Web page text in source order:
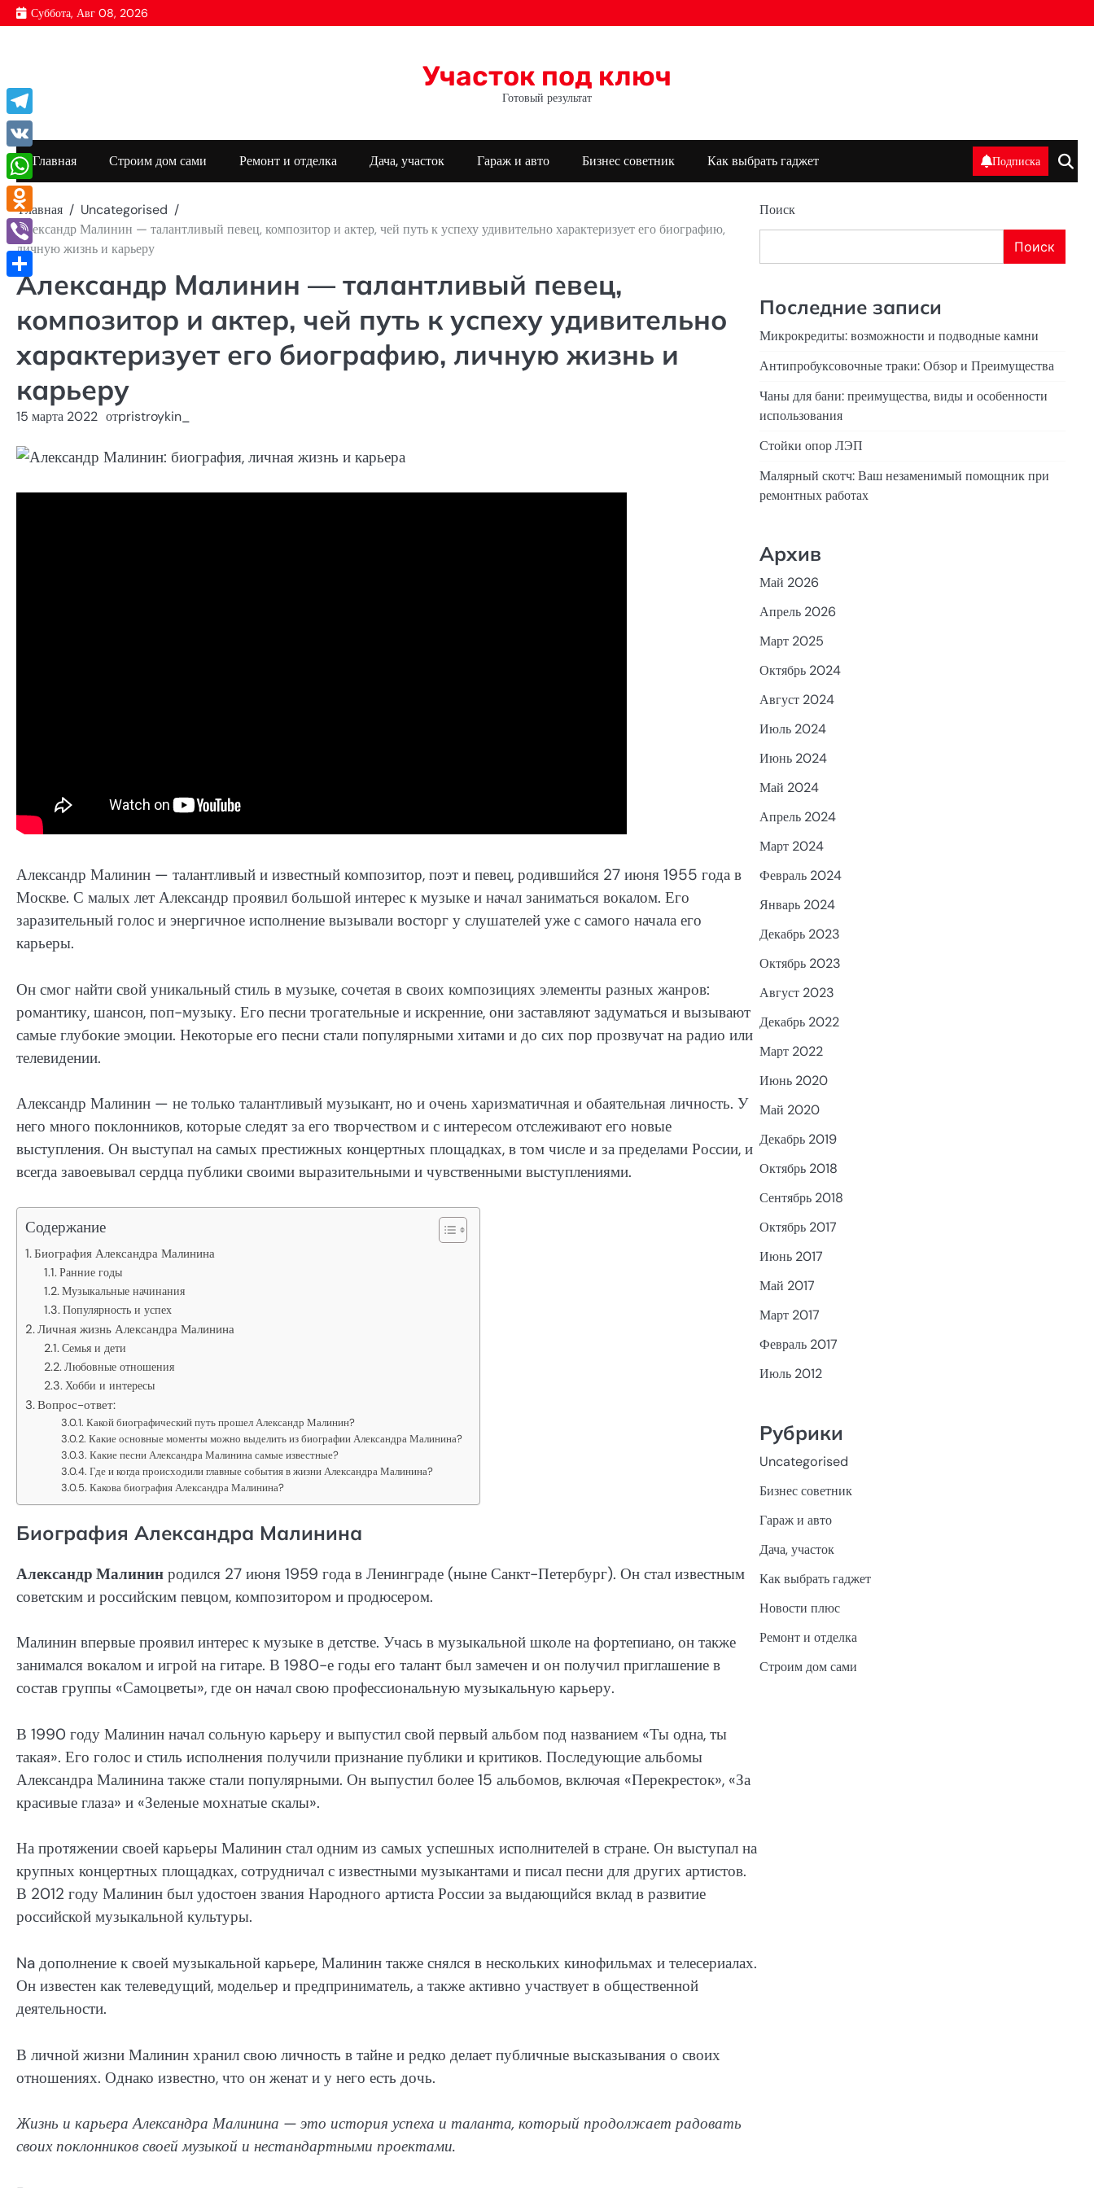
Перейти
к
Суббота, Авг 08, 2026
Участок под ключ
Готовый результат
Главная Строим дом сами Ремонт и отделка Дача, участок Гараж и авто Бизнес советник Как выбрать гаджет Подписка
Главная
Uncategorised
Александр Малинин — талантливый певец, композитор и актер, чей путь к успеху удивительно характеризует его биографию,
личную жизнь и карьеру
Александр Малинин — талантливый певец,
композитор и актер, чей путь к успеху удивительно
характеризует его биографию, личную жизнь и
карьеру
15 марта 2022 отpristroykin_
Александр Малинин — талантливый и известный композитор, поэт и певец, родившийся 27 июня 1955 года в
Москве. С малых лет Александр проявил большой интерес к музыке и начал заниматься вокалом. Его
заразительный голос и энергичное исполнение вызывали восторг у слушателей уже с самого начала его
карьеры.
Он смог найти свой уникальный стиль в музыке, сочетая в своих композициях элементы разных жанров:
романтику, шансон, поп-музыку. Его песни трогательные и искренние, они заставляют задуматься и вызывают
самые глубокие эмоции. Некоторые его песни стали популярными хитами и до сих пор прозвучат на радио или
телевидении.
Александр Малинин — не только талантливый музыкант, но и очень харизматичная и обаятельная личность. У
него много поклонников, которые следят за его творчеством и с интересом отслеживают его новые
выступления. Он выступал на самых престижных концертных площадках, в том числе и за пределами России, и
всегда завоевывал сердца публики своими выразительными и чувственными выступлениями.
Содержание
Биография Александра Малинина
Ранние годы
Музыкальные начинания
Популярность и успех
Личная жизнь Александра Малинина
Семья и дети
Любовные отношения
Хобби и интересы
Вопрос-ответ:
Какой биографический путь прошел Александр Малинин?
Какие основные моменты можно выделить из биографии Александра Малинина?
Какие песни Александра Малинина самые известные?
Где и когда происходили главные события в жизни Александра Малинина?
Какова биография Александра Малинина?
Биография Александра Малинина
Александр Малинин родился 27 июня 1959 года в Ленинграде (ныне Санкт-Петербург). Он стал известным
советским и российским певцом, композитором и продюсером.
Малинин впервые проявил интерес к музыке в детстве. Учась в музыкальной школе на фортепиано, он также
занимался вокалом и игрой на гитаре. В 1980-е годы его талант был замечен и он получил приглашение в
состав группы «Самоцветы», где он начал свою профессиональную музыкальную карьеру.
В 1990 году Малинин начал сольную карьеру и выпустил свой первый альбом под названием «Ты одна, ты
такая». Его голос и стиль исполнения получили признание публики и критиков. Последующие альбомы
Александра Малинина также стали популярными. Он выпустил более 15 альбомов, включая «Перекресток», «За
красивые глаза» и «Зеленые мохнатые скалы».
На протяжении своей карьеры Малинин стал одним из самых успешных исполнителей в стране. Он выступал на
крупных концертных площадках, сотрудничал с известными музыкантами и писал песни для других артистов.
В 2012 году Малинин был удостоен звания Народного артиста России за выдающийся вклад в развитие
российской музыкальной культуры.
Na дополнение к своей музыкальной карьере, Малинин также снялся в нескольких кинофильмах и телесериалах.
Он известен как телеведущий, модельер и предприниматель, а также активно участвует в общественной
деятельности.
В личной жизни Малинин хранил свою личность в тайне и редко делает публичные высказывания о своих
отношениях. Однако известно, что он женат и у него есть дочь.
Жизнь и карьера Александра Малинина — это история успеха и таланта, который продолжает радовать
своих поклонников своей музыкой и нестандартными проектами.
Поиск
Поиск
Последние записи
Микрокредиты: возможности и подводные камни
Антипробуксовочные траки: Обзор и Преимущества
Чаны для бани: преимущества, виды и особенности
использования
Стойки опор ЛЭП
Малярный скотч: Ваш незаменимый помощник при
ремонтных работах
Архив
Май 2026
Апрель 2026
Март 2025
Октябрь 2024
Август 2024
Июль 2024
Июнь 2024
Май 2024
Апрель 2024
Март 2024
Февраль 2024
Январь 2024
Декабрь 2023
Октябрь 2023
Август 2023
Декабрь 2022
Март 2022
Июнь 2020
Май 2020
Декабрь 2019
Октябрь 2018
Сентябрь 2018
Октябрь 2017
Июнь 2017
Май 2017
Март 2017
Февраль 2017
Июль 2012
Рубрики
Uncategorised
Бизнес советник
Гараж и авто
Дача, участок
Как выбрать гаджет
Новости плюс
Ремонт и отделка
Строим дом сами
Telegram
VK
WhatsApp
Odnoklassniki
Viber
Отправить